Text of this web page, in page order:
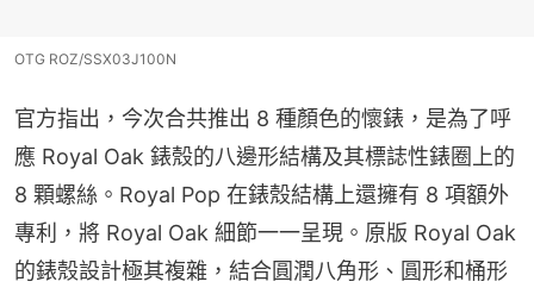
OTG ROZ/SSX03J100N
官方指出，今次合共推出 8 種顏色的懷錶，是為了呼
應 Royal Oak 錶殼的八邊形結構及其標誌性錶圈上的
8 顆螺絲。Royal Pop 在錶殼結構上還擁有 8 項額外
專利，將 Royal Oak 細節一一呈現。原版 Royal Oak
的錶殼設計極其複雜，結合圓潤八角形、圓形和桶形